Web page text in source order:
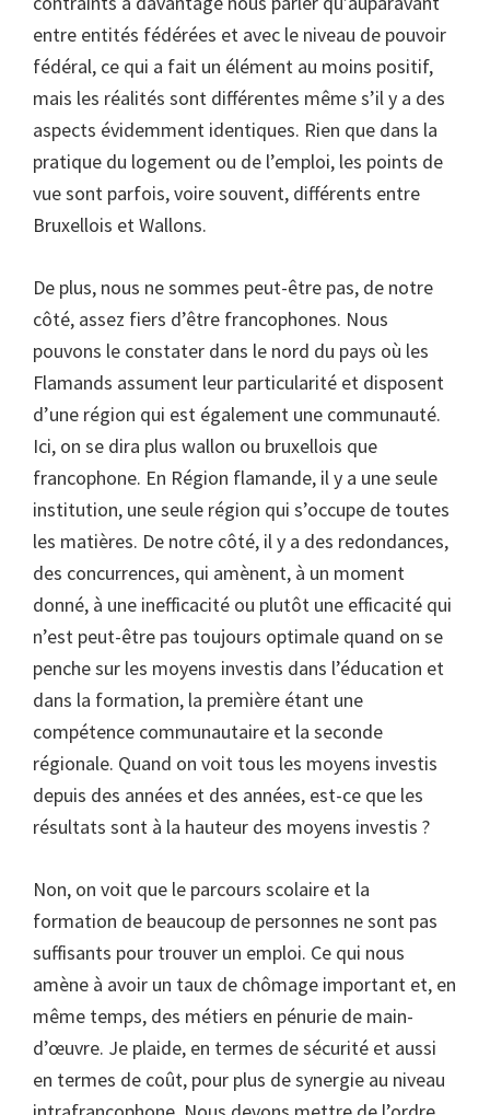
entre entités fédérées et avec le niveau de pouvoir
fédéral, ce qui a fait un élément au moins positif,
mais les réalités sont différentes même s’il y a des
aspects évidemment identiques. Rien que dans la
pratique du logement ou de l’emploi, les points de
vue sont parfois, voire souvent, différents entre
Bruxellois et Wallons.
De plus, nous ne sommes peut-être pas, de notre
côté, assez fiers d’être francophones. Nous
pouvons le constater dans le nord du pays où les
Flamands assument leur particularité et disposent
d’une région qui est également une communauté.
Ici, on se dira plus wallon ou bruxellois que
francophone. En Région flamande, il y a une seule
institution, une seule région qui s’occupe de toutes
les matières. De notre côté, il y a des redondances,
des concurrences, qui amènent, à un moment
donné, à une inefficacité ou plutôt une efficacité qui
n’est peut-être pas toujours optimale quand on se
penche sur les moyens investis dans l’éducation et
dans la formation, la première étant une
compétence communautaire et la seconde
régionale. Quand on voit tous les moyens investis
depuis des années et des années, est-ce que les
résultats sont à la hauteur des moyens investis ?
Non, on voit que le parcours scolaire et la
formation de beaucoup de personnes ne sont pas
suffisants pour trouver un emploi. Ce qui nous
amène à avoir un taux de chômage important et, en
même temps, des métiers en pénurie de main-
d’œuvre. Je plaide, en termes de sécurité et aussi
en termes de coût, pour plus de synergie au niveau